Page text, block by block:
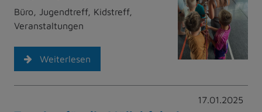
Büro, Jugendtreff, Kidstreff,
Veranstaltungen
Weiterlesen
17.01.2025